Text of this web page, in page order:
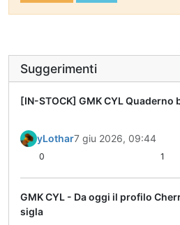
Suggerimenti
[IN-STOCK] GMK CYL Quaderno
yLothar7 giu 2026, 09:44
0 1
GMK CYL - Da oggi il profilo
sigla